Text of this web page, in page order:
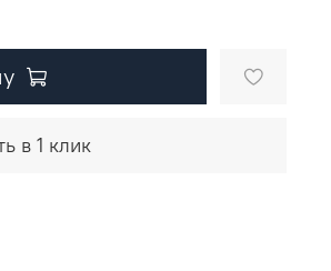
в 1 клик